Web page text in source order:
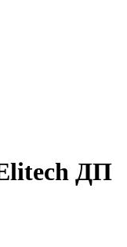
ДП